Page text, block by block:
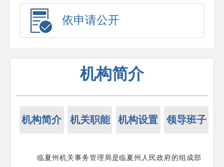
依申请公开
机构简介
机构简介 机关职能 机构设置 领导班子
临夏州机关事务管理局是临夏州人民政府的组成部